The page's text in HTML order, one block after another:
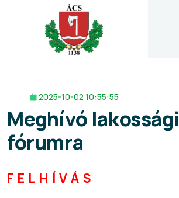
2025-10-02 10:55:55
Meghívó lakossági
fórumra
FELHÍVÁS